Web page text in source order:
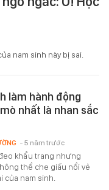
nam sinh này bị sai.
làm hành động
nhất là nhan sắc
khẩu trang nhưng
thể che giấu nổi vẻ
của nam sinh.
- 5 năm trước